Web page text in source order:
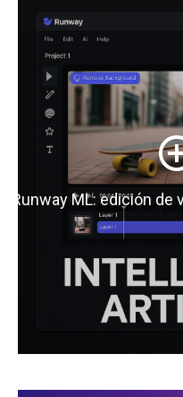
Runway ML: edición